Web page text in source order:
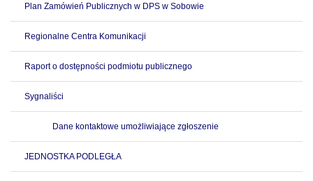
Plan Zamówień Publicznych w DPS w Sobowie
Regionalne Centra Komunikacji
Raport o dostępności podmiotu publicznego
Sygnaliści
Dane kontaktowe umożliwiające zgłoszenie
JEDNOSTKA PODLEGŁA